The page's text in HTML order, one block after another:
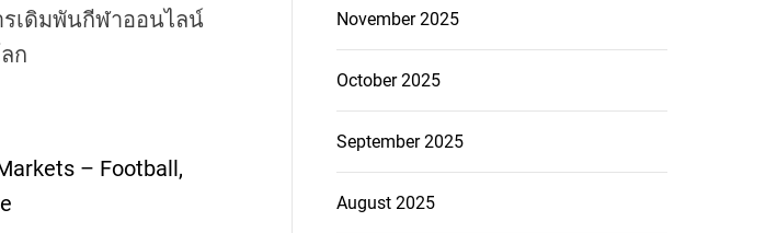
ดิมพันกีฬาออนไลน์
ก
– Football,
November 2025
October 2025
September 2025
August 2025